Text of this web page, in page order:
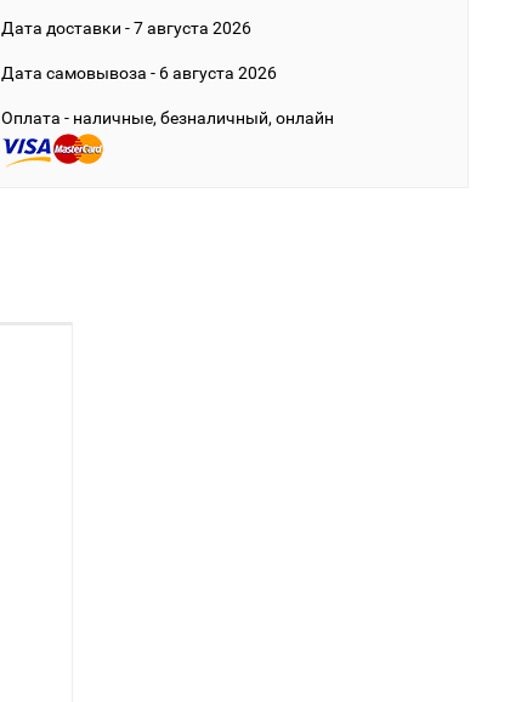
Дата доставки - 7 августа 2026
Дата cамовывоза - 6 августа 2026
Оплата - наличные, безналичный, онлайн